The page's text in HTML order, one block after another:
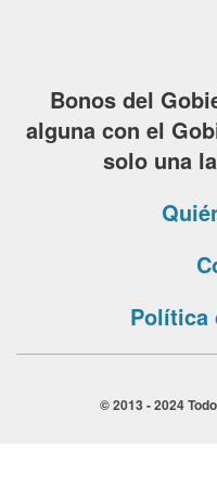
Bonos del
alguna con el
solo una
Política
© 2013 - 2024